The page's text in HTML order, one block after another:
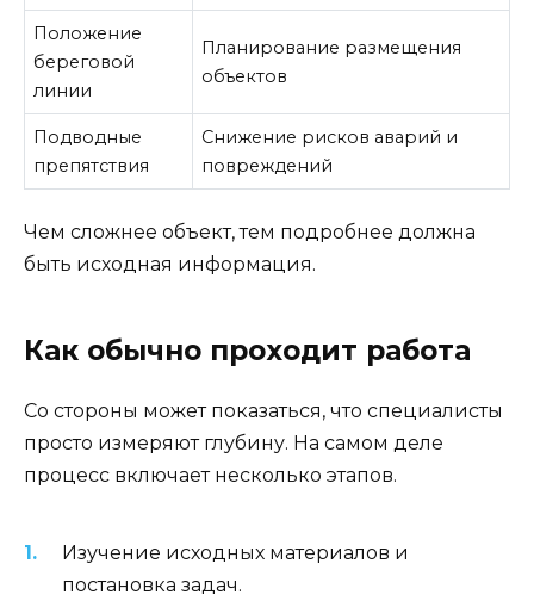
Положение
береговой
линии
Планирование размещения
объектов
Подводные
препятствия
Снижение рисков аварий и
повреждений
Чем сложнее объект, тем подробнее должна
быть исходная информация.
Как обычно проходит работа
Со стороны может показаться, что специалисты
просто измеряют глубину. На самом деле
процесс включает несколько этапов.
Изучение исходных материалов и
постановка задач.